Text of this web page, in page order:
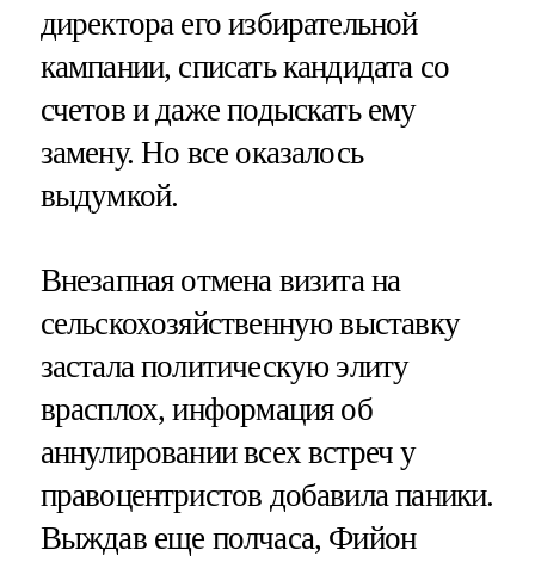
директора его избирательной
кампании, списать кандидата со
счетов и даже подыскать ему
замену. Но все оказалось
выдумкой.
Внезапная отмена визита на
сельскохозяйственную выставку
застала политическую элиту
врасплох, информация об
аннулировании всех встреч у
правоцентристов добавила паники.
Выждав еще полчаса, Фийон